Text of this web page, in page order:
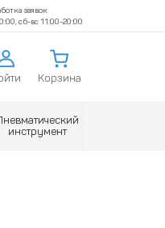
заявок
сб-вс 11:00-20:00
Корзина
инструмент